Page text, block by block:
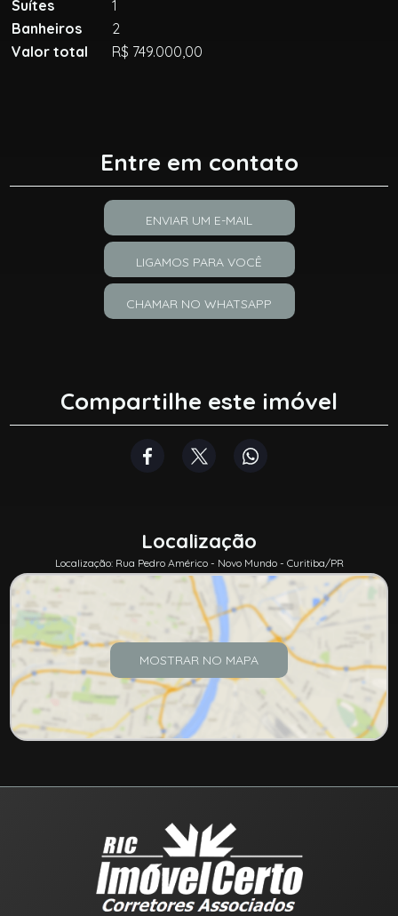
Suítes
1
Banheiros
2
Valor total
R$ 749.000,00
Entre em contato
ENVIAR UM E-MAIL
LIGAMOS PARA VOCÊ
CHAMAR NO WHATSAPP
Compartilhe este imóvel
Localização
Localização: Rua Pedro Américo - Novo Mundo - Curitiba/PR
MOSTRAR NO MAPA